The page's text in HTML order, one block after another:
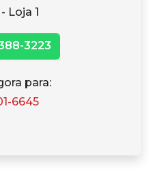
Loja 1
3223
para:
6645